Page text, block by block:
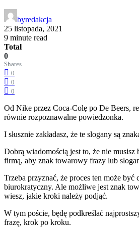
byredakcja
25 listopada, 2021
9 minute read
Total
0
Shares
0
0
0
Od Nike przez Coca-Colę po De Beers,
równie rozpoznawalne powiedzonka.
I słusznie zakładasz, że te slogany są
Dobrą wiadomością jest to, że nie musisz
firmą, aby znak towarowy frazy lub
Trzeba przyznać, że proces ten może być
biurokratyczny. Ale możliwe jest znak
wiesz, jakie kroki należy podjąć.
W tym poście, będę podkreślać
frazę, krok po kroku.